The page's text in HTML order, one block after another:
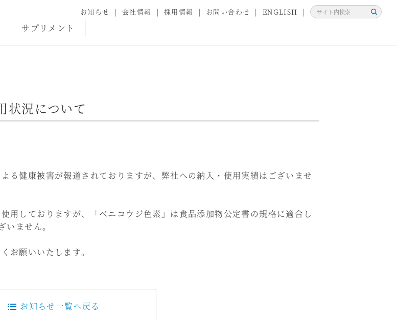
サプリメント
お知らせ 会社情報 採用情報 お問い合わせ ENGLISH
検
状況について
る健康被害が報道されておりますが、弊社への納入・使用実績はございませ
用しておりますが、「ベニコウジ色素」は食品添加物公定書の規格に適合し
ません。
お願いいたします。
お知らせ一覧へ戻る